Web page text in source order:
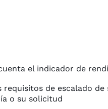
el indicador de
de escalado de
o su solicitud